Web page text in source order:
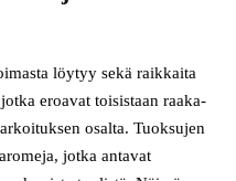
löytyy sekä raikkaita
eroavat toisistaan raaka-
osalta. Tuoksujen
jotka antavat